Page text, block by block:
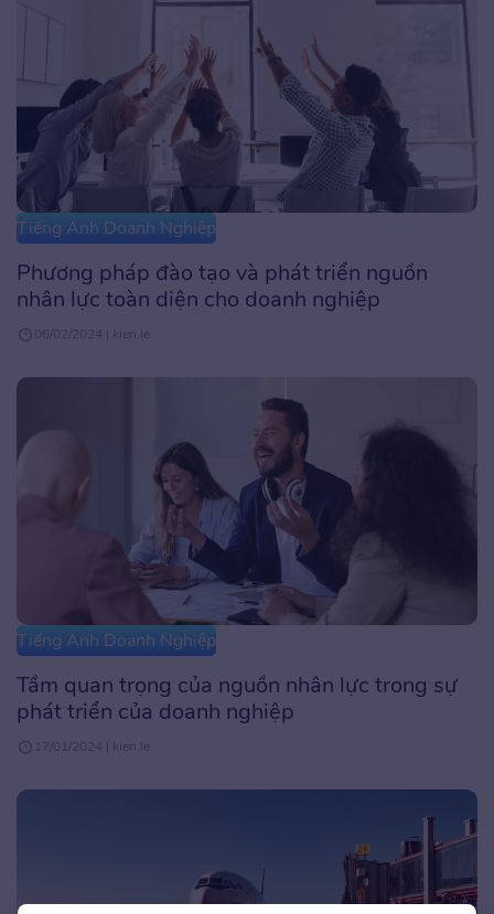
Tiếng Anh Doanh Nghiệp
Phương pháp đào tạo và phát triển nguồn
nhân lực toàn diện cho doanh nghiệp
06/02/2024 | kien.le
Tiếng Anh Doanh Nghiệp
Tầm quan trọng của nguồn nhân lực trong sự
phát triển của doanh nghiệp
17/01/2024 | kien.le